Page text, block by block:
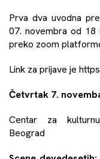
Prva dva uvodna
07. novembra od
preko zoom
Link za prijave je
Četvrtak 7.
Centar za
Beograd